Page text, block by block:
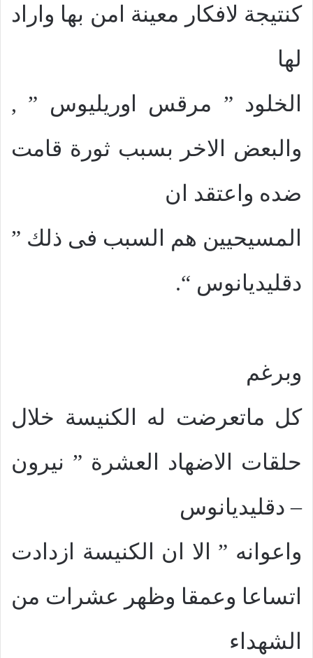
كنتيجة لافكار معينة امن بها واراد
لها
الخلود ” مرقس اوريليوس ” ,
والبعض الاخر بسبب ثورة قامت
ضده واعتقد ان
المسيحيين هم السبب فى ذلك ”
دقليديانوس “.
وبرغم
كل ماتعرضت له الكنيسة خلال
حلقات الاضهاد العشرة ” نيرون
– دقليديانوس
واعوانه ” الا ان الكنيسة ازدادت
اتساعا وعمقا وظهر عشرات من
الشهداء